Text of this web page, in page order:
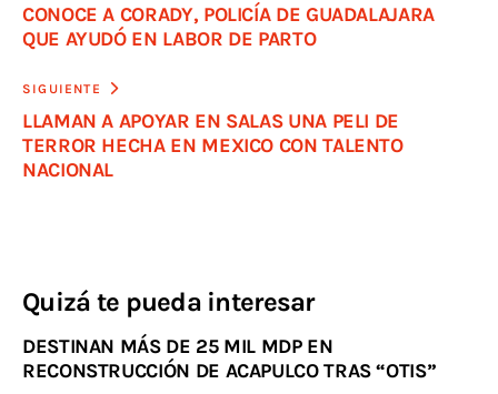
CONOCE A CORADY, POLICÍA DE GUADALAJARA
QUE AYUDÓ EN LABOR DE PARTO
SIGUIENTE
LLAMAN A APOYAR EN SALAS UNA PELI DE
TERROR HECHA EN MEXICO CON TALENTO
NACIONAL
Quizá te pueda interesar
DESTINAN MÁS DE 25 MIL MDP EN
RECONSTRUCCIÓN DE ACAPULCO TRAS “OTIS”